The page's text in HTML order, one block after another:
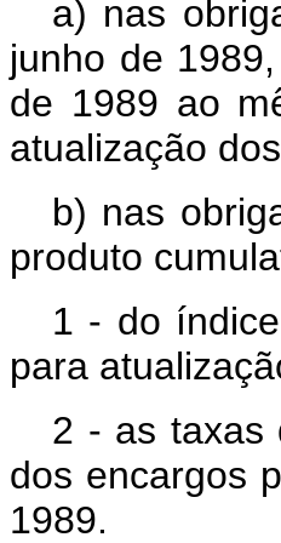
a) nas
junho de
de 1989 ao
atualização
b) nas
produto
1 - do
para
2 - as taxas
dos encargos
1989.